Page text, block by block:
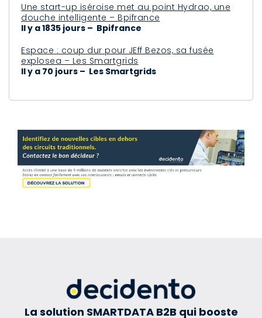
Une start-up iséroise met au point Hydrao, une
douche intelligente – Bpifrance
Il y a 1835 jours – Bpifrance
Espace : coup dur pour JEff Bezos, sa fusée
explosea – Les Smartgrids
Il y a 70 jours – Les Smartgrids
La solution SMARTDATA B2B qui booste